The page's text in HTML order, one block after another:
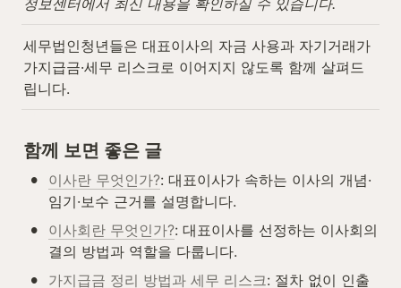
세무법인청년들은 대표이사의 자금 사용과 자기거래가
가지급금·세무 리스크로 이어지지 않도록 함께 살펴드
립니다.
함께 보면 좋은 글
• 이사란 무엇인가?: 대표이사가 속하는 이사의 개념·
임기·보수 근거를 설명합니다.
• 이사회란 무엇인가?: 대표이사를 선정하는 이사회의
결의 방법과 역할을 다룹니다.
• 가지급금 정리 방법과 세무 리스크: 절차 없이 인출